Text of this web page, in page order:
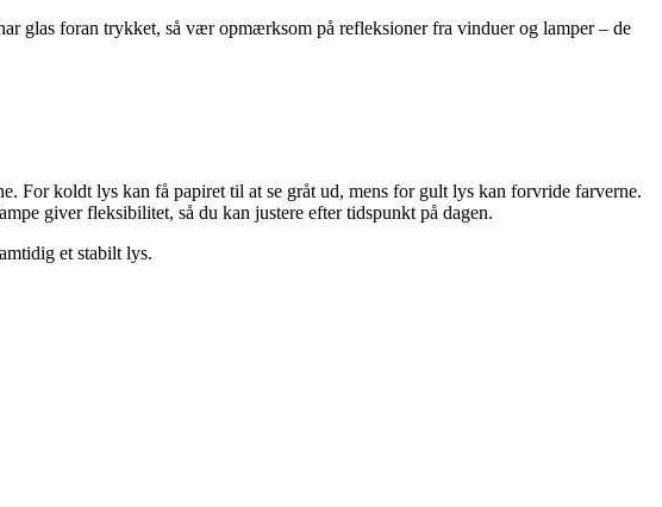
glas foran trykket, så vær opmærksom på refleksioner fra vinduer og lamper – de
For koldt lys kan få papiret til at se gråt ud, mens for gult lys kan forvride farverne.
giver fleksibilitet, så du kan justere efter tidspunkt på dagen.
et stabilt lys.